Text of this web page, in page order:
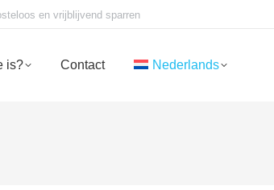
en vrijblijvend sparren
is? Contact Nederlands